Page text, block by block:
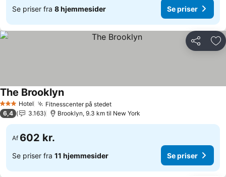
Se priser fra 8 hjemmesider Se priser
Del
3 StjernerHotel Fitnesscenter på stedet
The Brooklyn
6,4 3.163 Brooklyn, 9.3 km til New York
Af 602 kr.
Se priser fra 11 hjemmesider Se priser